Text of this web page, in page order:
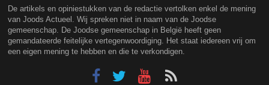
De artikels en opiniestukken van de redactie vertolken enkel de mening
van Joods Actueel. Wij spreken niet in naam van de Joodse
gemeenschap. De Joodse gemeenschap in België heeft geen
gemandateerde feitelijke vertegenwoordiging. Het staat iedereen vrij om
een eigen mening te hebben en die te verkondigen.